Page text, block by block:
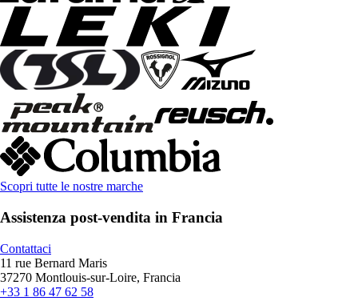
Scopri tutte le nostre marche
Assistenza post-vendita in Francia
Contattaci
11 rue Bernard Maris
37270 Montlouis-sur-Loire, Francia
+33 1 86 47 62 58